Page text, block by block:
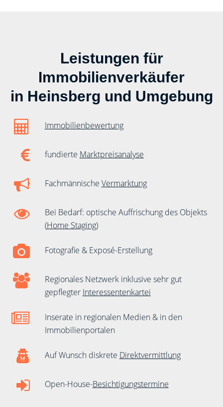
Leistungen für
Immobilienverkäufer
in Heinsberg und Umgebung
Immobilienbewertung
fundierte Marktpreisanalyse
Fachmännische Vermarktung
Bei Bedarf: optische Auffrischung des Objekts
(Home Staging)
Fotografie & Exposé-Erstellung
Regionales Netzwerk inklusive sehr gut
gepflegter Interessentenkartei
Inserate in regionalen Medien & in den
Immobilienportalen
Auf Wunsch diskrete Direktvermittlung
Open-House-Besichtigungstermine